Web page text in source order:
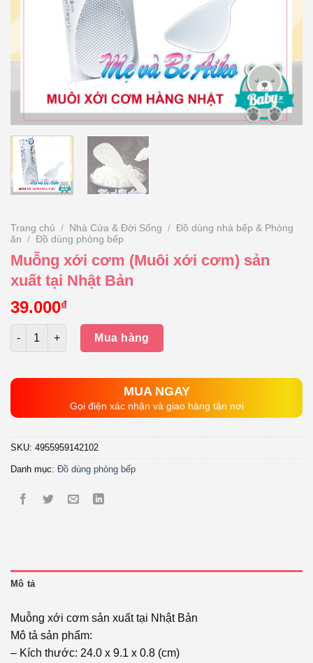
Trang chủ / Nhà Cửa & Đời Sống / Đồ dùng nhà bếp & Phòng
ăn
/ Đồ dùng phòng bếp
Muỗng xới cơm (Muôi xới cơm) sản
xuất tại Nhật Bản
39.000₫
Số lượng
Mua hàng
MUA NGAY
Gọi điện xác nhận và giao hàng tận nơi
SKU: 4955959142102
Danh mục: Đồ dùng phòng bếp
Mô tả
Muỗng xới cơm sản xuất tại Nhật Bản
Mô tả sản phẩm:
– Kích thước: 24.0 x 9.1 x 0.8 (cm)